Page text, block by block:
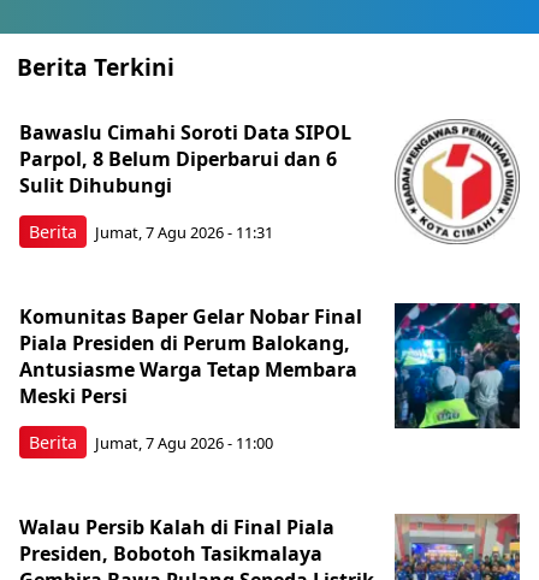
Berita Terkini
Berita
Bawaslu Cimahi Soroti Data SIPOL
Parpol, 8 Belum Diperbarui dan 6
Sulit Dihubungi
Jumat, 7 Agu 2026 - 11:31
Berita
Komunitas Baper Gelar Nobar Final
Piala Presiden di Perum Balokang,
Antusiasme Warga Tetap Membara
Meski Persi
Jumat, 7 Agu 2026 - 11:00
Walau Persib Kalah di Final Piala
Presiden, Bobotoh Tasikmalaya